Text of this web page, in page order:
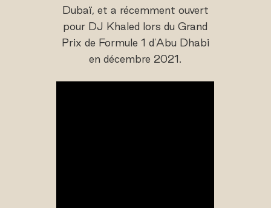
Dubaï, et a récemment ouvert
pour DJ Khaled lors du Grand
Prix de Formule 1 d'Abu Dhabi
en décembre 2021.